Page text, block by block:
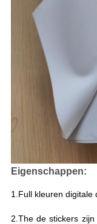
Eigenschappen:
1.Fullkleuren digitale
2.The de stickers